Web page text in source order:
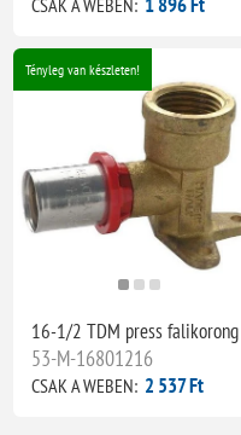
CSAK A WEBEN:
Tényleg van készleten!
16-1/2 TDM press falikorong
53-M-16801216
CSAK A WEBEN: 2 537 Ft